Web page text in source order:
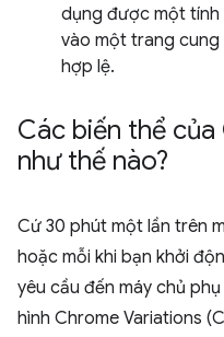
dụng được một tính
vào một trang
hợp lệ.
Các biến thể
như thế nào?
Cứ 30 phút một lần trên
hoặc mỗi khi bạn khởi
yêu cầu đến máy chủ
hình Chrome Variations